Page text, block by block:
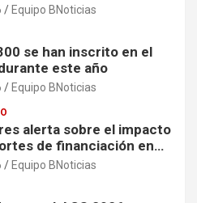
Equipo BNoticias
se han inscrito en el
este año
Equipo BNoticias
alerta sobre el impacto
de financiación en
que apoyan a
Equipo BNoticias